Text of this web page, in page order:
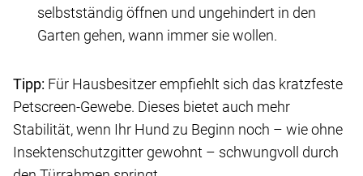
selbstständig öffnen und ungehindert in den
Garten gehen, wann immer sie wollen.
Tipp: Für Hausbesitzer empfiehlt sich das kratzfeste
Petscreen-Gewebe. Dieses bietet auch mehr
Stabilität, wenn Ihr Hund zu Beginn noch – wie ohne
Insektenschutzgitter gewohnt – schwungvoll durch